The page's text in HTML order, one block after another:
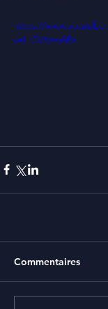
https://
v=I_CVXtzs6Ps
Commentaires